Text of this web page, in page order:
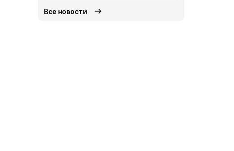
Все новости